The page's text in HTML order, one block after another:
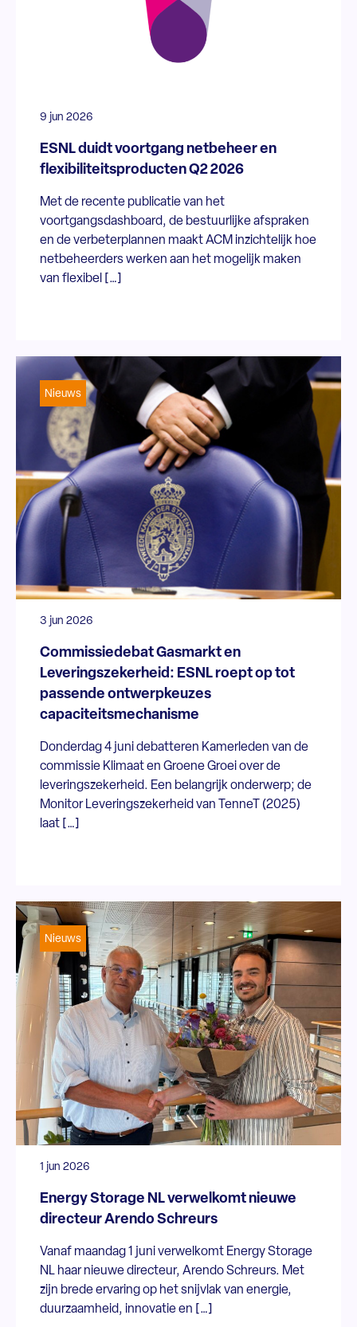
9 jun 2026
ESNL duidt voortgang netbeheer en
flexibiliteitsproducten Q2 2026
Met de recente publicatie van het
voortgangsdashboard, de bestuurlijke afspraken
en de verbeterplannen maakt ACM inzichtelijk hoe
netbeheerders werken aan het mogelijk maken
van flexibel […]
Nieuws
3 jun 2026
Commissiedebat Gasmarkt en
Leveringszekerheid: ESNL roept op tot
passende ontwerpkeuzes
capaciteitsmechanisme
Donderdag 4 juni debatteren Kamerleden van de
commissie Klimaat en Groene Groei over de
leveringszekerheid. Een belangrijk onderwerp; de
Monitor Leveringszekerheid van TenneT (2025)
laat […]
Nieuws
1 jun 2026
Energy Storage NL verwelkomt nieuwe
directeur Arendo Schreurs
Vanaf maandag 1 juni verwelkomt Energy Storage
NL haar nieuwe directeur, Arendo Schreurs. Met
zijn brede ervaring op het snijvlak van energie,
duurzaamheid, innovatie en […]